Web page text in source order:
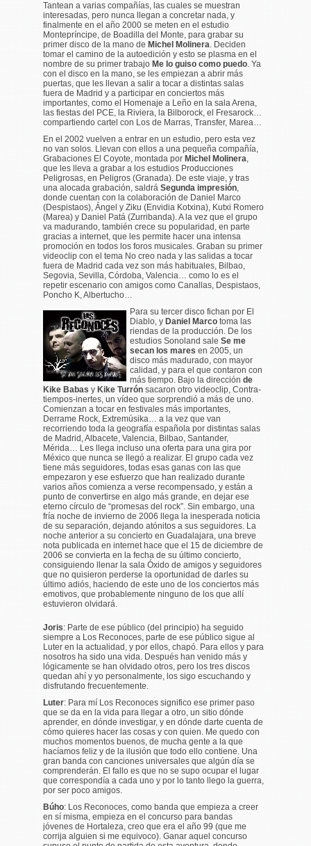
Tantean a varias compañías, las cuales se muestran
interesadas, pero nunca llegan a concretar nada, y
finalmente en el año 2000 se meten en el estudio
Montepríncipe, de Boadilla del Monte, para grabar su
primer disco de la mano de Michel Molinera . Deciden
tomar el camino de la autoedición y esto se plasma en el
nombre de su primer trabajo Me lo guiso como puedo . Ya
con el disco en la mano, se les empiezan a abrir más
puertas, que les llevan a salir a tocar a distintas salas
fuera de Madrid y a participar en conciertos más
importantes, como el Homenaje a Leño en la sala Arena,
las fiestas del PCE, la Riviera, la Bilborock, el Fresarock…
compartiendo cartel con Los de Marras, Transfer, Marea…
En el 2002 vuelven a entrar en un estudio, pero esta vez
no van solos. Llevan con ellos a una pequeña compañía,
Grabaciones El Coyote, montada por Michel Molinera
que les lleva a grabar a los estudios Producciones
Peligrosas, en Peligros (Granada). De este viaje, y tras
una alocada grabación, saldrá Segunda impresión
donde cuentan con la colaboración de Daniel Marco
(Despistaos), Ángel y Ziku (Envidia Kotxina), Kutxi Romero
(Marea) y Daniel Patá (Zurribanda). A la vez que el grupo
va madurando, también crece su popularidad, en parte
gracias a internet, que les permite hacer una intensa
promoción en todos los foros musicales. Graban su primer
videoclip con el tema No creo nada y las salidas a tocar
fuera de Madrid cada vez son más habituales, Bilbao,
Segovia, Sevilla, Córdoba, Valencia… como lo es el
repetir escenario con amigos como Canallas, Despistaos,
Poncho K, Albertucho…
Para su tercer disco fichan por El
Diablo, y Daniel Marco toma las
riendas de la producción. De los
estudios Sonoland sale Se me
secan los mares en 2005, un
disco más madurado, con mayor
calidad, y para el que contaron con
más tiempo. Bajo la dirección de
Kike Babas y Kike Turrón sacaron otro videoclip, Contra-
tiempos-inertes , un vídeo que sorprendió a más de uno.
Comienzan a tocar en festivales más importantes,
Derrame Rock, Extremúsika… a la vez que van
recorriendo toda la geografía española por distintas salas
de Madrid, Albacete, Valencia, Bilbao, Santander,
Mérida… Les llega incluso una oferta para una gira por
México que nunca se llegó a realizar. El grupo cada vez
tiene más seguidores, todas esas ganas con las que
empezaron y ese esfuerzo que han realizado durante
varios años comienza a verse recompensado, y están a
punto de convertirse en algo más grande, en dejar ese
eterno círculo de “promesas del rock”. Sin embargo, una
fría noche de invierno de 2006 llega la inesperada noticia
de su separación, dejando atónitos a sus seguidores. La
noche anterior a su concierto en Guadalajara, una breve
nota publicada en internet hace que el 15 de diciembre de
2006 se convierta en la fecha de su último concierto,
consiguiendo llenar la sala Óxido de amigos y seguidores
que no quisieron perderse la oportunidad de darles su
último adiós, haciendo de este uno de los conciertos más
emotivos, que probablemente ninguno de los que allí
estuvieron olvidará.
Joris: Parte de ese público (del principio) ha seguido
siempre a Los Reconoces, parte de ese público sigue al
Luter en la actualidad, y por ellos, chapó. Para ellos y para
nosotros ha sido una vida. Después han venido más y
lógicamente se han olvidado otros, pero los tres discos
quedan ahí y yo personalmente, los sigo escuchando y
disfrutando frecuentemente.
Luter: Para mí Los Reconoces significo ese primer paso
que se da en la vida para llegar a otro, un sitio dónde
aprender, en dónde investigar, y en dónde darte cuenta de
cómo quieres hacer las cosas y con quien. Me quedo con
muchos momentos buenos, de mucha gente a la que
hacíamos feliz y de la ilusión que todo ello contiene. Una
gran banda con canciones universales que algún día se
comprenderán. El fallo es que no se supo ocupar el lugar
que correspondía a cada uno y por lo tanto llego la guerra,
por ser poco amigos.
Búho: Los Reconoces, como banda que empieza a creer
en sí misma, empieza en el concurso para bandas
jóvenes de Hortaleza, creo que era el año 99 (que me
corrija alguien si me equivoco). Ganar aquel concurso